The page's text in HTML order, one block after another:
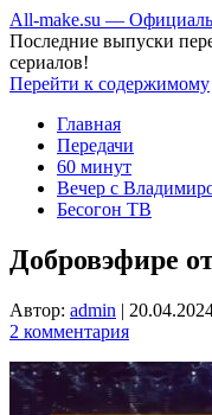
All-make.su —
Последние выпуски
сериалов!
Перейти к содержимому
Главная
Передачи
60 минут
Вечер с
Бесогон ТВ
Добровэфире
Автор: admin |
2 комментария